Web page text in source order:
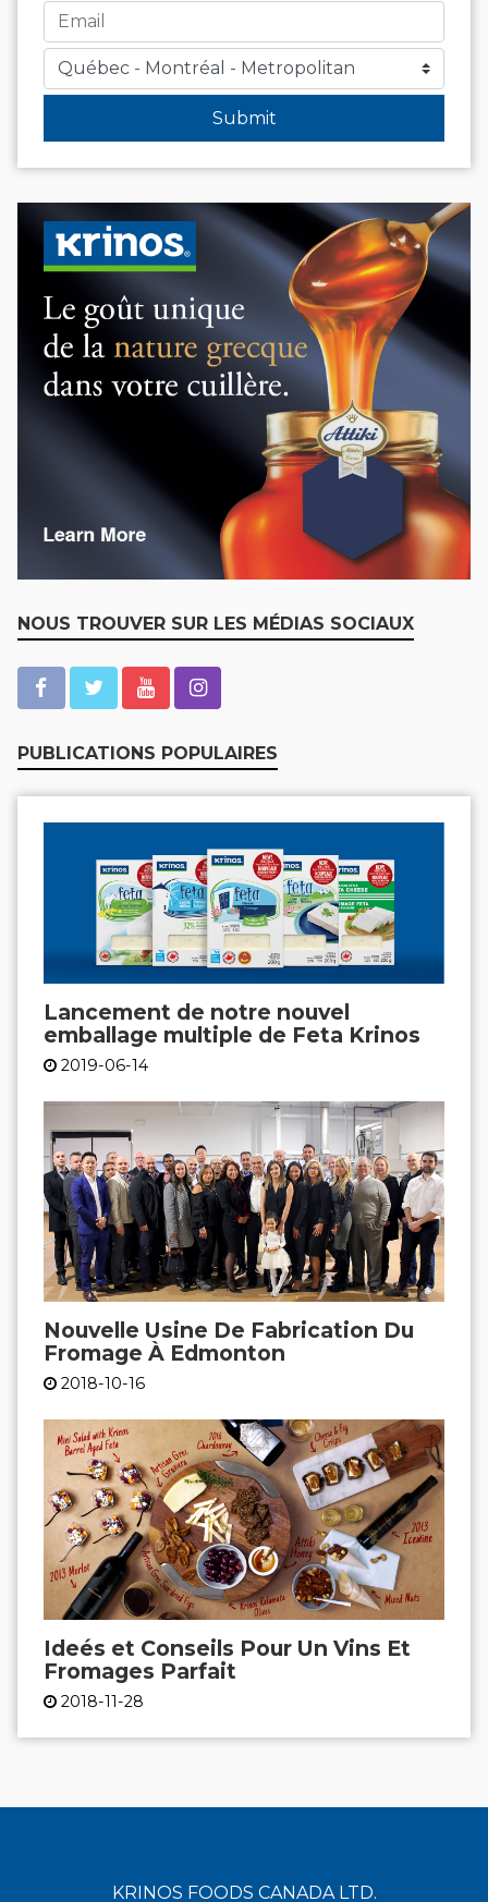
Submit
NOUS TROUVER SUR LES MÉDIAS SOCIAUX
PUBLICATIONS POPULAIRES
Lancement de notre nouvel
emballage multiple de Feta Krinos
2019-06-14
Nouvelle Usine De Fabrication Du
Fromage À Edmonton
2018-10-16
Ideés et Conseils Pour Un Vins Et
Fromages Parfait
2018-11-28
KRINOS FOODS CANADA LTD.